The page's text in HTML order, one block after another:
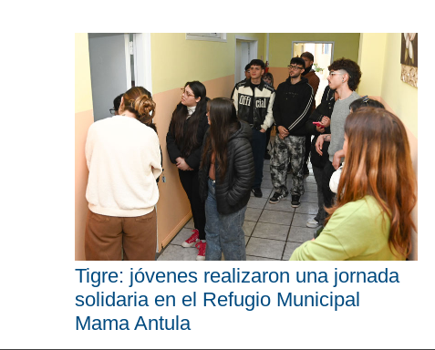
Tigre: jóvenes realizaron una jornada
solidaria en el Refugio Municipal
Mama Antula